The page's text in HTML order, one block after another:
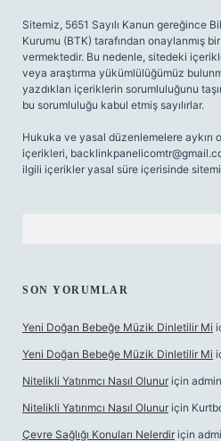
Sitemiz, 5651 Sayılı Kanun gereğince
Kurumu (BTK) tarafından onaylanmış
vermektedir. Bu nedenle, sitedeki
veya araştırma yükümlülüğümüz
yazdıkları içeriklerin sorumluluğunu
bu sorumluluğu kabul etmiş sayılırlar.
Hukuka ve yasal düzenlemelere aykırı
içerikleri,
ilgili içerikler yasal süre içerisinde
SON YORUMLAR
Yeni Doğan Bebeğe Müzik Dinletilir Mi
Yeni Doğan Bebeğe Müzik Dinletilir Mi
Nitelikli Yatırımcı Nasıl Olunur için admin
Nitelikli Yatırımcı Nasıl Olunur için
Çevre Sağlığı Konuları Nelerdir için